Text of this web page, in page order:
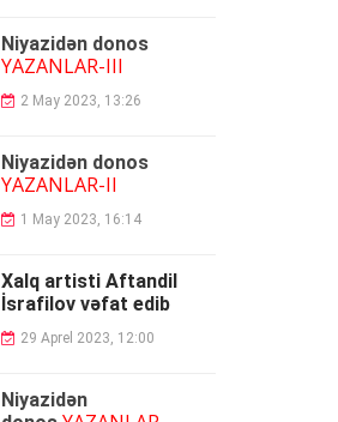
Niyazidən donos
YAZANLAR-III
2 May 2023, 13:26
Niyazidən donos
YAZANLAR-II
1 May 2023, 16:14
Xalq artisti Aftandil
İsrafilov vəfat edib
29 Aprel 2023, 12:00
Niyazidən